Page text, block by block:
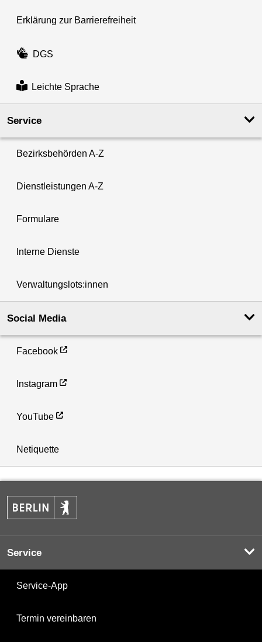
Erklärung zur Barrierefreiheit
DGS
Leichte Sprache
Service
Bezirksbehörden A-Z
Dienstleistungen A-Z
Formulare
Interne Dienste
Verwaltungslots:innen
Social Media
Facebook
Instagram
YouTube
Netiquette
Service
Service-App
Termin vereinbaren